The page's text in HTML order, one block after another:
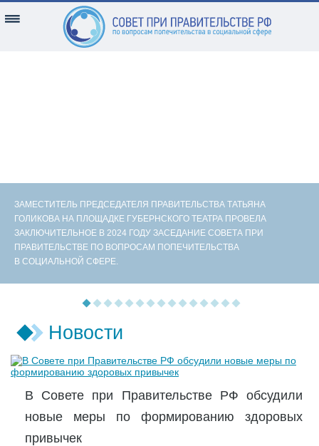
ЗАМЕСТИТЕЛЬ ПРЕДСЕДАТЕЛЯ ПРАВИТЕЛЬСТВА ТАТЬЯНА
ГОЛИКОВА НА ПЛОЩАДКЕ ГУБЕРНСКОГО ТЕАТРА ПРОВЕЛА
ЗАКЛЮЧИТЕЛЬНОЕ В 2024 ГОДУ ЗАСЕДАНИЕ СОВЕТА ПРИ
ПРАВИТЕЛЬСТВЕ ПО ВОПРОСАМ ПОПЕЧИТЕЛЬСТВА
В СОЦИАЛЬНОЙ СФЕРЕ.
Новости
В Совете при Правительстве РФ обсудили
новые меры по формированию здоровых
привычек